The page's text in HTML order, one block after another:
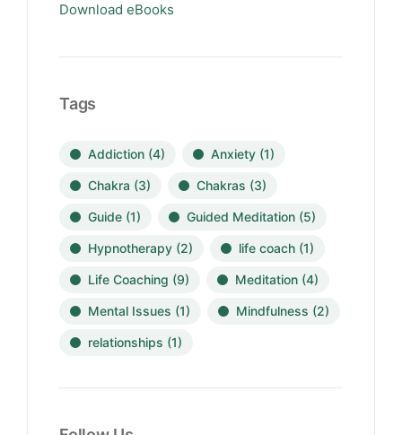
Download eBooks
Tags
Addiction (4) Anxiety (1)
Chakra (3) Chakras (3)
Guide (1) Guided Meditation (5)
Hypnotherapy (2) life coach (1)
Life Coaching (9) Meditation (4)
Mental Issues (1) Mindfulness (2)
relationships (1)